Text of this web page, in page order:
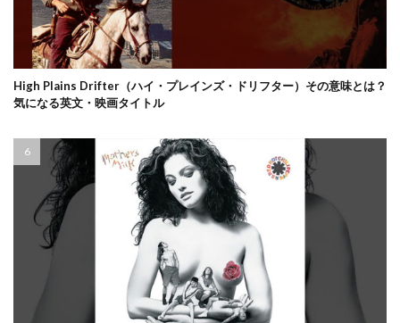
High Plains Drifter（ハイ・プレインズ・ドリフター）その意味とは？
気になる英文・映画タイトル